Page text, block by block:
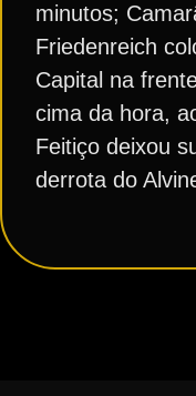
minutos;
Friedenreich
Capital na
cima da hora,
Feitiço deixou
derrota do